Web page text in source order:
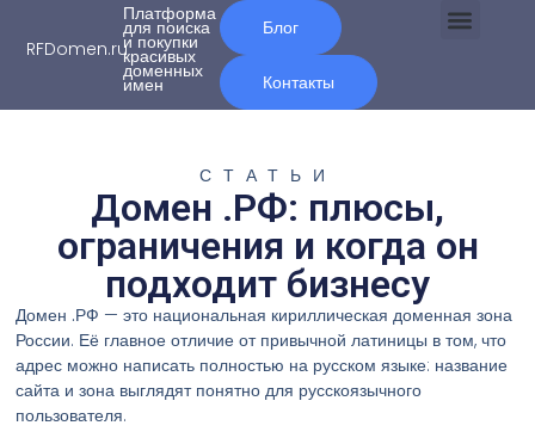
RFDomen.ru
Платформа
для поиска
и покупки
красивых
доменных
имен
Блог
Контакты
СТАТЬИ
Домен .РФ: плюсы,
ограничения и когда он
подходит бизнесу
Домен .РФ — это национальная кириллическая доменная зона
России. Её главное отличие от привычной латиницы в том, что
адрес можно написать полностью на русском языке: название
сайта и зона выглядят понятно для русскоязычного
пользователя.